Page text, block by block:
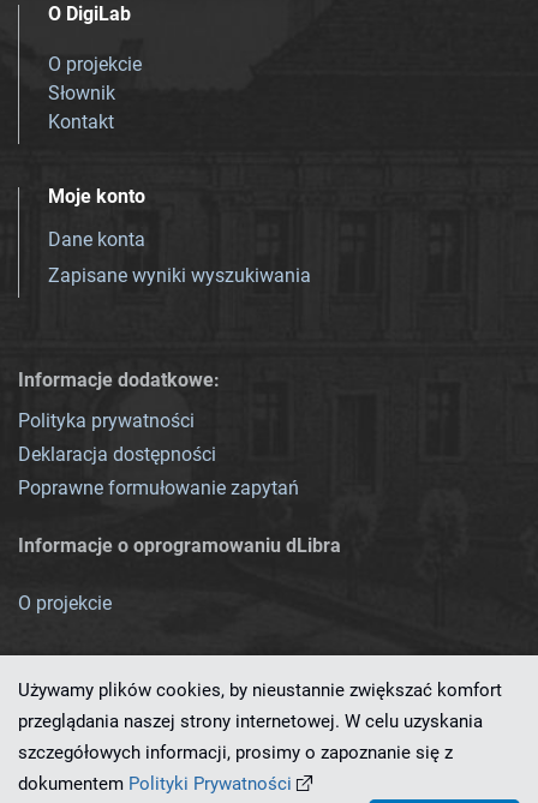
O DigiLab
O projekcie
Słownik
Kontakt
Moje konto
Dane konta
Zapisane wyniki wyszukiwania
Informacje dodatkowe:
Polityka prywatności
Deklaracja dostępności
Poprawne formułowanie zapytań
Informacje o oprogramowaniu dLibra
O projekcie
Ten serwis działa dzięki oprogramowaniu
Używamy plików cookies, by nieustannie zwiększać komfort
przeglądania naszej strony internetowej. W celu uzyskania
szczegółowych informacji, prosimy o zapoznanie się z
dokumentem Polityki Prywatności